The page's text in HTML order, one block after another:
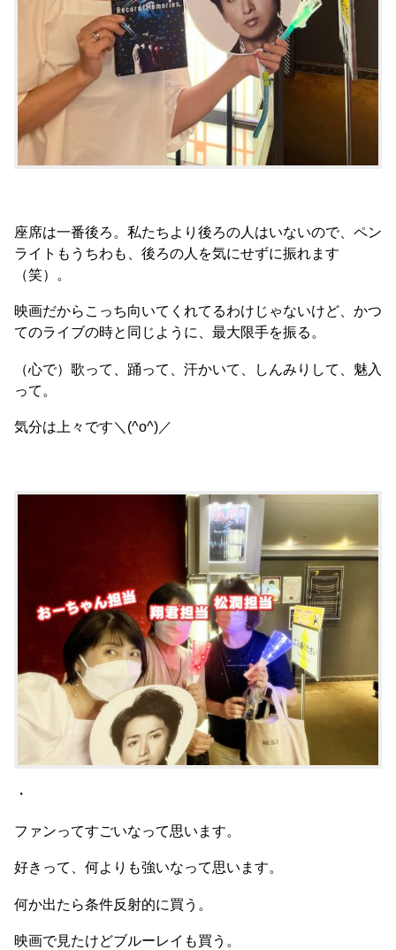
座席は一番後ろ。私たちより後ろの人はいないので、ペン
ライトもうちわも、後ろの人を気にせずに振れます
（笑）。
映画だからこっち向いてくれてるわけじゃないけど、かつ
てのライブの時と同じように、最大限手を振る。
（心で）歌って、踊って、汗かいて、しんみりして、魅入
って。
気分は上々です＼(^o^)／
・
ファンってすごいなって思います。
好きって、何よりも強いなって思います。
何か出たら条件反射的に買う。
映画で見たけどブルーレイも買う。